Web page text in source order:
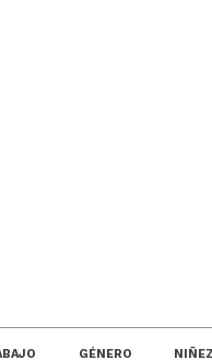
GÉNERO